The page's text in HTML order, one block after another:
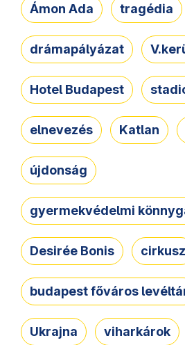
Ámon Ada tragédia
drámapályázat
Hotel Budapest
elnevezés Katlan
újdonság
gyermekvédelmi
Desirée Bonis cirkusz
budapest főváros
Ukrajna viharkárok